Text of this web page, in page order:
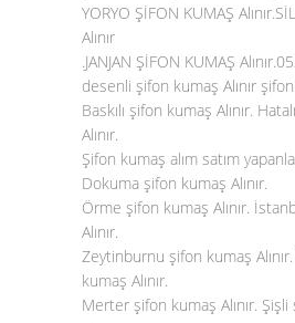
YORYO ŞİFON KUMAŞ
Alınır
.JANJAN ŞİFON KUMAŞ
desenli şifon kumaş Alınır şifon
Baskılı şifon kumaş Alınır.
Alınır.
Şifon kumaş alım satım
Dokuma şifon kumaş Alınır.
Örme şifon kumaş Alınır.
Alınır.
Zeytinburnu şifon kumaş
kumaş Alınır.
Merter şifon kumaş Alınır.